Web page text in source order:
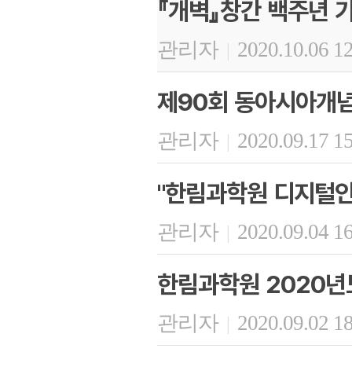
『개벽』창간 백주년
관리자 | 2020.10.06
제90회 동아시아개
관리자 | 2020.09.17
"한림과학원 디지털
관리자 | 2020.09.04
한림과학원 2020년
관리자 | 2020.09.02